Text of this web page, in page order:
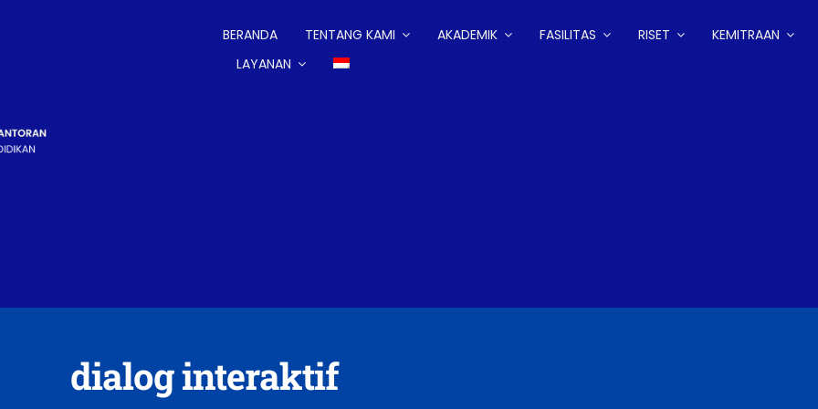
BERANDA TENTANG KAMI AKADEMIK FASILITAS RISET
KEMITRAAN
LAYANAN
dialog interaktif